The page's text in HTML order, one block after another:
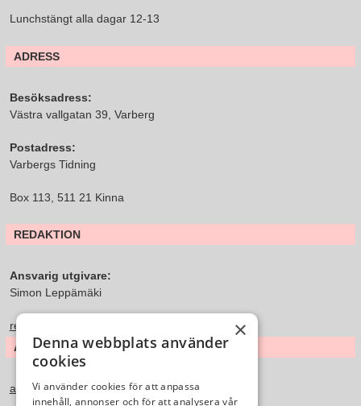
Lunchstängt alla dagar 12-13
ADRESS
Besöksadress:
Västra vallgatan 39, Varberg
Postadress:
Varbergs Tidning
Box 113, 511 21 Kinna
REDAKTION
Ansvarig utgivare:
Simon Leppämäki
redaktion@varbergstidning.se
ANNONS & FÖRSÄLJNING
annons@varbergstidning.se
×
Denna webbplats använder
cookies
Vi använder cookies för att anpassa
innehåll, annonser och för att analysera vår